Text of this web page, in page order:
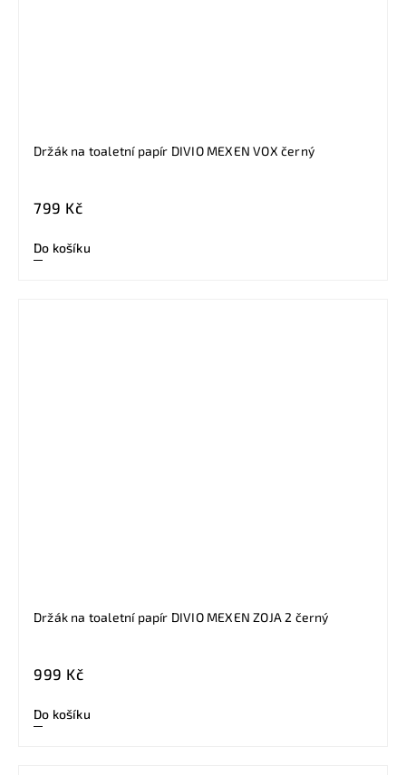
Držák na toaletní papír DIVIO MEXEN VOX černý
799 Kč
Do košíku
Držák na toaletní papír DIVIO MEXEN ZOJA 2 černý
999 Kč
Do košíku